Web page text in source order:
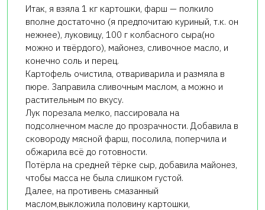
Итак, я взяла 1 кг картошки, фарш — полкило
вполне достаточно (я предпочитаю куриный, т.к. он
нежнее), луковицу, 100 г колбасного сыра(но
можно и твёрдого), майонез, сливочное масло, и
конечно соль и перец.
Картофель очистила, отвариварила и размяла в
пюре. Заправила сливочным маслом, а можно и
растительным по вкусу.
Лук порезала мелко, пассировала на
подсолнечном масле до прозрачности. Добавила в
сковороду мясной фарш, посолила, поперчила и
обжарила всё до готовности.
Потёрла на средней тёрке сыр, добавила майонез,
чтобы масса не была слишком густой.
Далее, на противень смазанный
маслом,выкложила половину картошки,